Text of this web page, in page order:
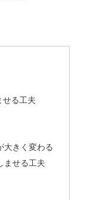
せる工夫
大きく変わる
ませる工夫